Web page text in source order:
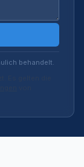
behandelt.